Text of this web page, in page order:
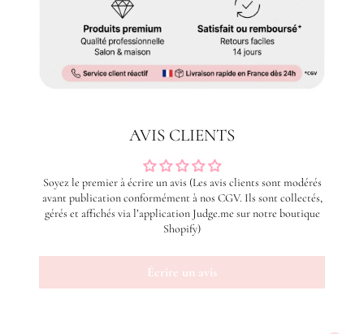
AVIS CLIENTS
Soyez le premier à écrire un avis (Les avis clients sont modérés
avant publication conformément à nos CGV. Ils sont collectés,
gérés et affichés via l’application Judge.me sur notre boutique
Shopify)
Écrire un avis